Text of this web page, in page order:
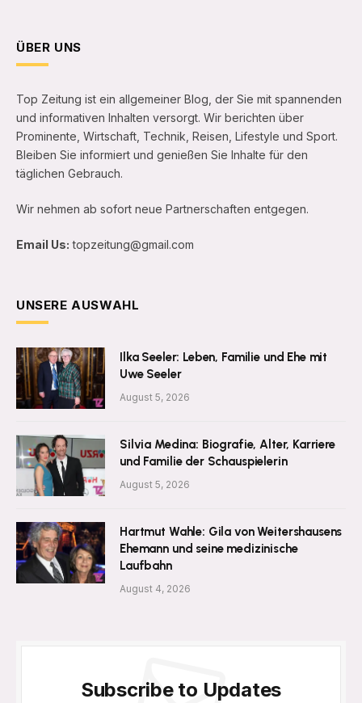
ÜBER UNS
Top Zeitung ist ein allgemeiner Blog, der Sie mit spannenden
und informativen Inhalten versorgt. Wir berichten über
Prominente, Wirtschaft, Technik, Reisen, Lifestyle und Sport.
Bleiben Sie informiert und genießen Sie Inhalte für den
täglichen Gebrauch.
Wir nehmen ab sofort neue Partnerschaften entgegen.
Email Us: topzeitung@gmail.com
UNSERE AUSWAHL
Ilka Seeler: Leben, Familie und Ehe mit
Uwe Seeler
August 5, 2026
Silvia Medina: Biografie, Alter, Karriere
und Familie der Schauspielerin
August 5, 2026
Hartmut Wahle: Gila von Weitershausens
Ehemann und seine medizinische
Laufbahn
August 4, 2026
Subscribe to Updates